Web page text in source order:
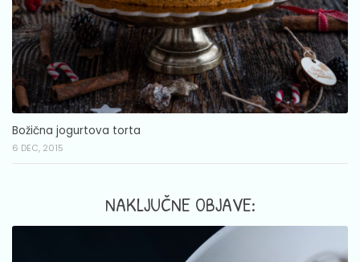
Božična jogurtova torta
6 DEC, 2015
NAKLJUČNE OBJAVE: